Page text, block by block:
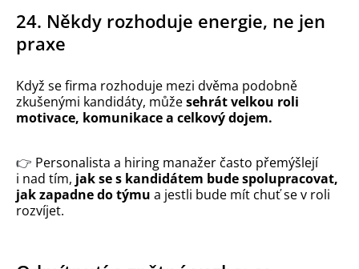
24. Někdy rozhoduje energie, ne jen
praxe
Když se firma rozhoduje mezi dvěma podobně
zkušenými kandidáty, můžesehrát velkou roli
motivace, komunikace a celkový dojem.
👉 Personalista a hiring manažer často přemýšlejí
i nad tím, jak se s kandidátem bude spolupracovat,
jak zapadne do týmu a jestli bude mít chuť se v roli
rozvíjet.